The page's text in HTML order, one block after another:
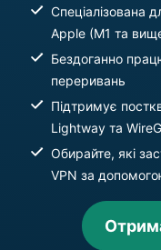
Спеціалізована
Apple (M1 та
Бездоганно
переривань
Підтримує
Lightway та
Обирайте, які
VPN за